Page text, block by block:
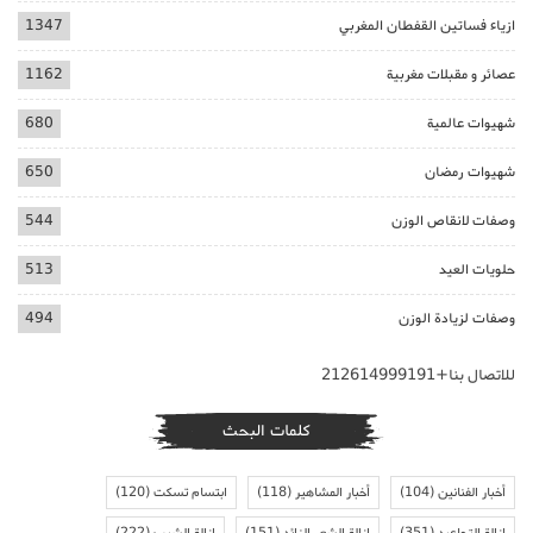
ازياء فساتين القفطان المغربي 1347
عصائر و مقبلات مغربية 1162
شهيوات عالمية 680
شهيوات رمضان 650
وصفات لانقاص الوزن 544
حلويات العيد 513
وصفات لزيادة الوزن 494
للاتصال بنا+212614999191
كلمات البحث
أخبار الفنانين(104) أخبار المشاهير(118) ابتسام تسكت(120)